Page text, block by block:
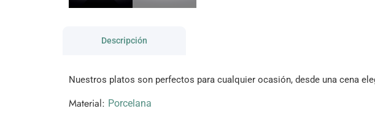
Descripción
Nuestros platos son perfectos para cualquier ocasión, desde una cena
Material: Porcelana